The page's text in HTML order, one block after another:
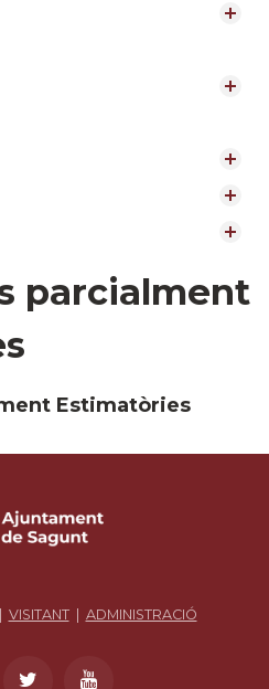
parcialment
Estimatòries
VISITANT| ADMINISTRACIÓ